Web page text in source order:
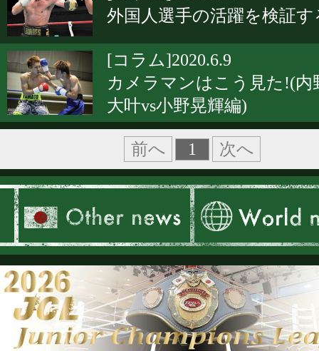
外国人選手の活躍を検証す
[コラム]2020.6.9
カメラマンはこう見た!(内
大叶vs小野晃輝編)
前へ 1 次へ